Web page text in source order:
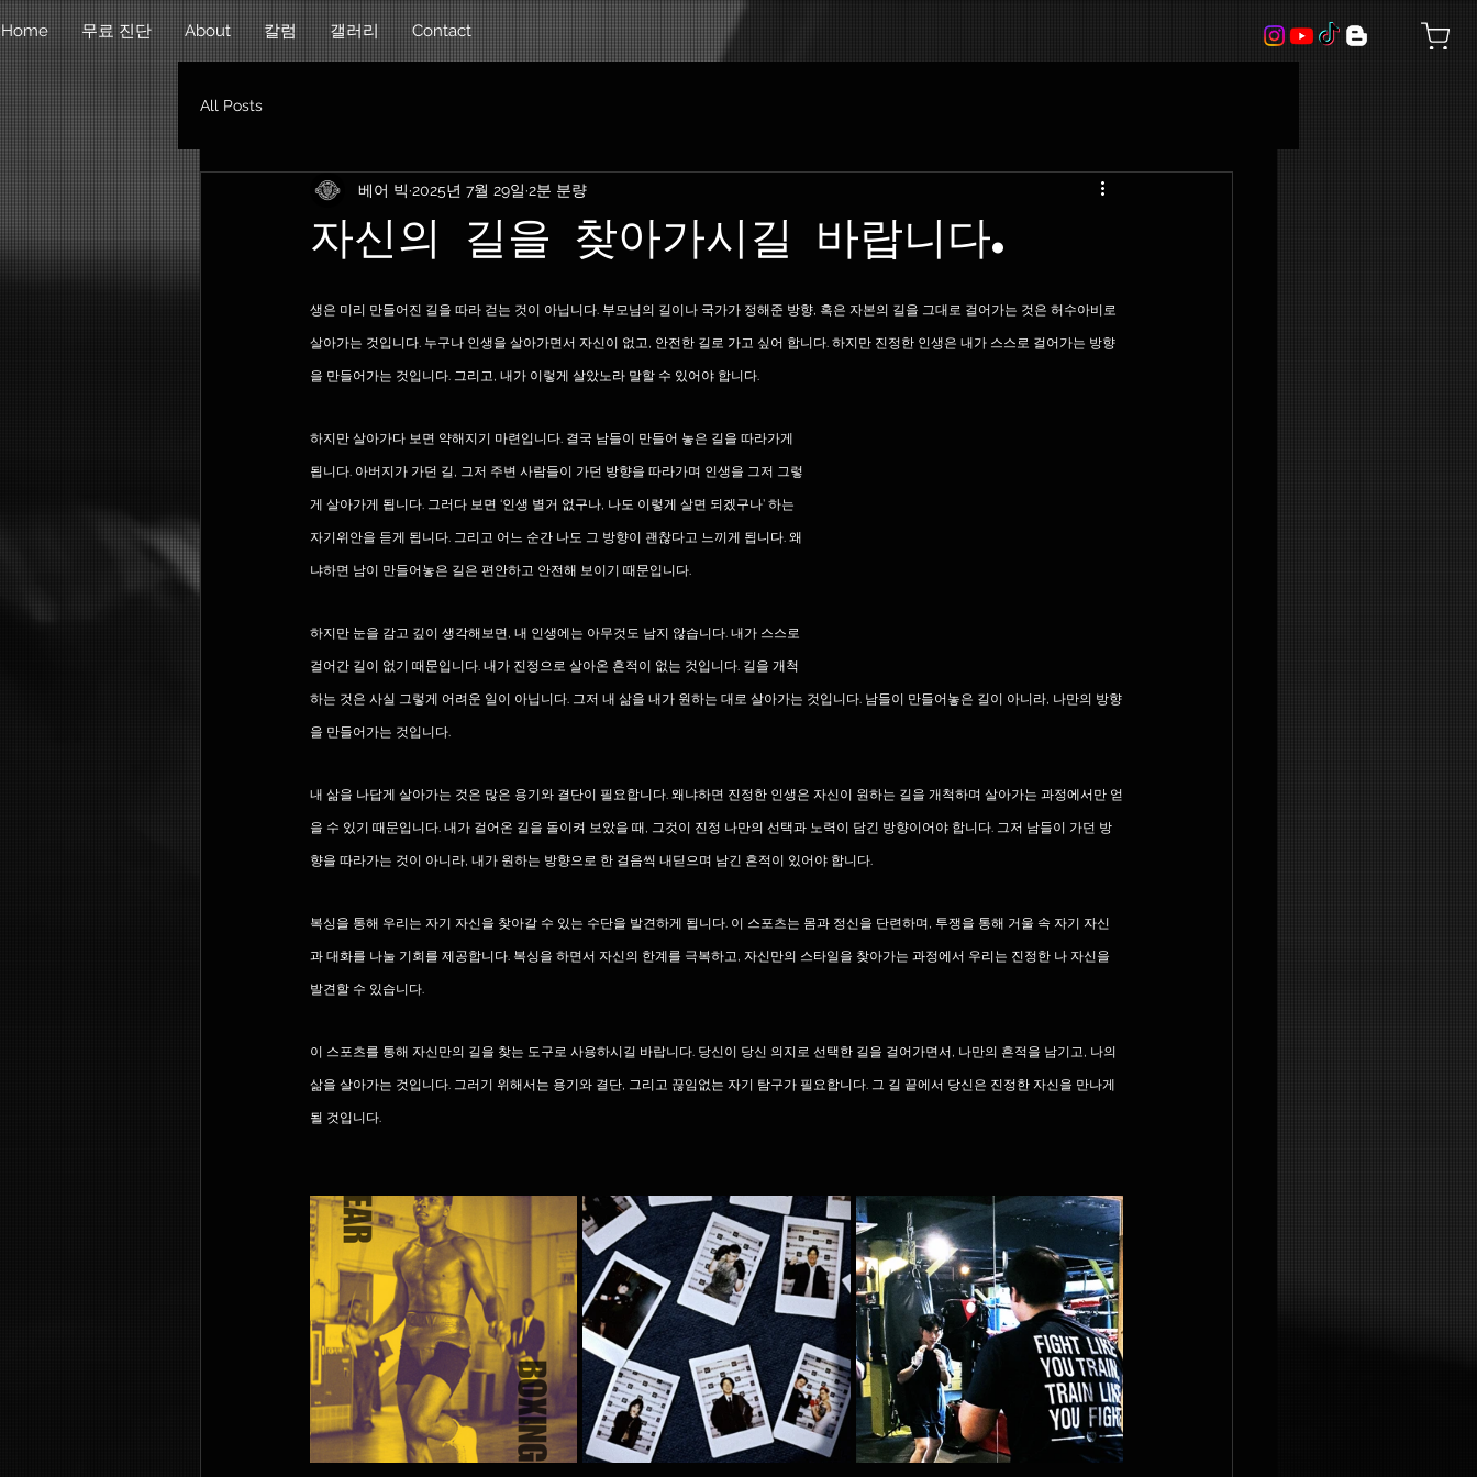
Home 무료 진단 About 칼럼 갤러리 Contact
All Posts
자신의 길을 찾아가시길 바랍니다.
베어 빅 2025년 7월 29일 2분 분량
생은 미리 만들어진 길을 따라 걷는 것이 아닙니다. 부모님의 길이나 국가가 정해준 방향, 혹은 자본의 길을 그대로 걸어가는 것은 허수아비로
살아가는 것입니다. 누구나 인생을 살아가면서 자신이 없고, 안전한 길로 가고 싶어 합니다. 하지만 진정한 인생은 내가 스스로 걸어가는 방향
을 만들어가는 것입니다. 그리고, 내가 이렇게 살았노라 말할 수 있어야 합니다.
하지만 살아가다 보면 약해지기 마련입니다. 결국 남들이 만들어 놓은 길을 따라가게
됩니다. 아버지가 가던 길, 그저 주변 사람들이 가던 방향을 따라가며 인생을 그저 그렇
게 살아가게 됩니다. 그러다 보면 ‘인생 별거 없구나, 나도 이렇게 살면 되겠구나’ 하는
자기위안을 듣게 됩니다. 그리고 어느 순간 나도 그 방향이 괜찮다고 느끼게 됩니다. 왜
냐하면 남이 만들어놓은 길은 편안하고 안전해 보이기 때문입니다.
하지만 눈을 감고 깊이 생각해보면, 내 인생에는 아무것도 남지 않습니다. 내가 스스로
걸어간 길이 없기 때문입니다. 내가 진정으로 살아온 흔적이 없는 것입니다. 길을 개척
하는 것은 사실 그렇게 어려운 일이 아닙니다. 그저 내 삶을 내가 원하는 대로 살아가는 것입니다. 남들이 만들어놓은 길이 아니라, 나만의 방향
을 만들어가는 것입니다.
내 삶을 나답게 살아가는 것은 많은 용기와 결단이 필요합니다. 왜냐하면 진정한 인생은 자신이 원하는 길을 개척하며 살아가는 과정에서만 얻
을 수 있기 때문입니다. 내가 걸어온 길을 돌이켜 보았을 때, 그것이 진정 나만의 선택과 노력이 담긴 방향이어야 합니다. 그저 남들이 가던 방
향을 따라가는 것이 아니라, 내가 원하는 방향으로 한 걸음씩 내딛으며 남긴 흔적이 있어야 합니다.
복싱을 통해 우리는 자기 자신을 찾아갈 수 있는 수단을 발견하게 됩니다. 이 스포츠는 몸과 정신을 단련하며, 투쟁을 통해 거울 속 자기 자신
과 대화를 나눌 기회를 제공합니다. 복싱을 하면서 자신의 한계를 극복하고, 자신만의 스타일을 찾아가는 과정에서 우리는 진정한 나 자신을
발견할 수 있습니다.
이 스포츠를 통해 자신만의 길을 찾는 도구로 사용하시길 바랍니다. 당신이 당신 의지로 선택한 길을 걸어가면서, 나만의 흔적을 남기고, 나의
삶을 살아가는 것입니다. 그러기 위해서는 용기와 결단, 그리고 끊임없는 자기 탐구가 필요합니다. 그 길 끝에서 당신은 진정한 자신을 만나게
될 것입니다.